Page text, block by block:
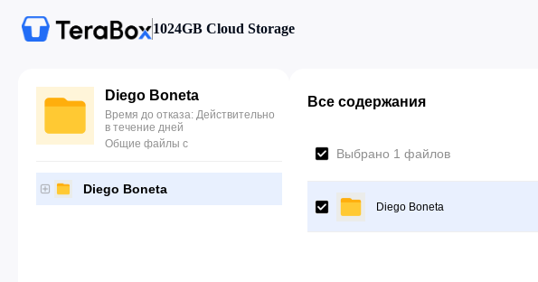
1024GB Cloud Storage
Diego Boneta
Время до отказа: Действительно
в течение дней
Общие файлы с
Diego Boneta
Все содержания
Выбрано 1 файлов
Diego Boneta